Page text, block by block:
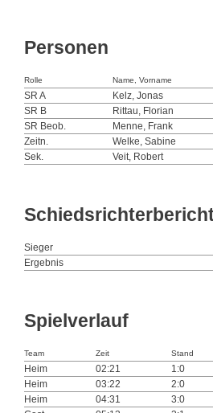
Personen
Rolle Name, Vorname
SR A
Kelz, Jonas
SR B
Rittau, Florian
SR Beob.
Menne, Frank
Zeitn.
Welke, Sabine
Sek.
Veit, Robert
Sieger
Ergebnis
Spielverlauf
Team Zeit Stand
Heim 02:21
1:0
Heim
03:22
2:0
Heim
04:31
3:0